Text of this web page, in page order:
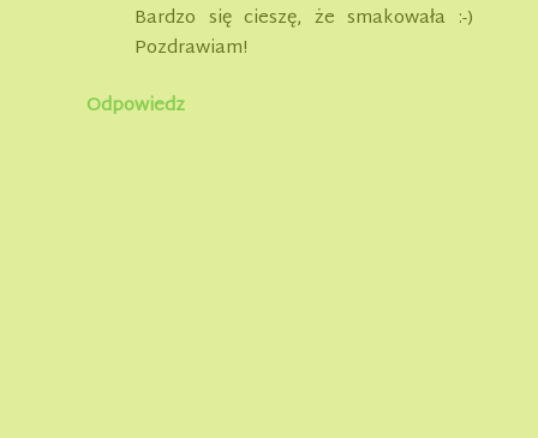
Bardzo się cieszę, że smakowała :-)
Pozdrawiam!
Odpowiedz